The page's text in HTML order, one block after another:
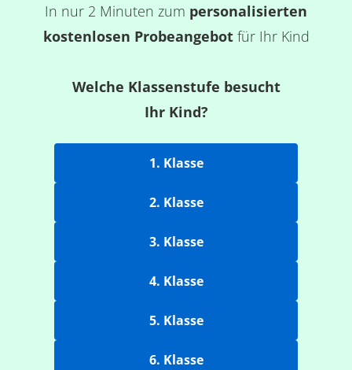
In nur 2 Minuten zum personalisierten
kostenlosen Probeangebotfür Ihr Kind
Welche Klassenstufe besucht
Ihr Kind?
1. Klasse
2. Klasse
3. Klasse
4. Klasse
5. Klasse
6. Klasse